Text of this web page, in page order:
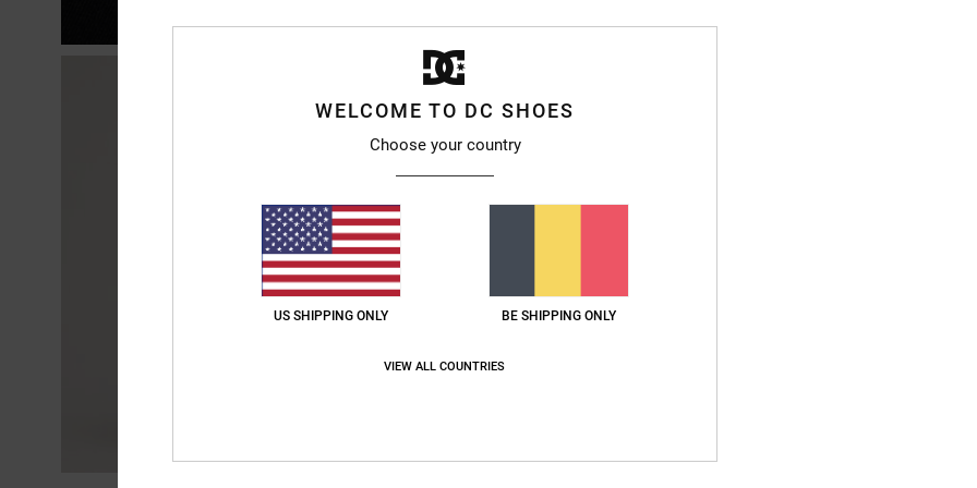
WELCOME TO DC SHOES
Choose your country
US SHIPPING ONLY BE SHIPPING ONLY
VIEW ALL COUNTRIES